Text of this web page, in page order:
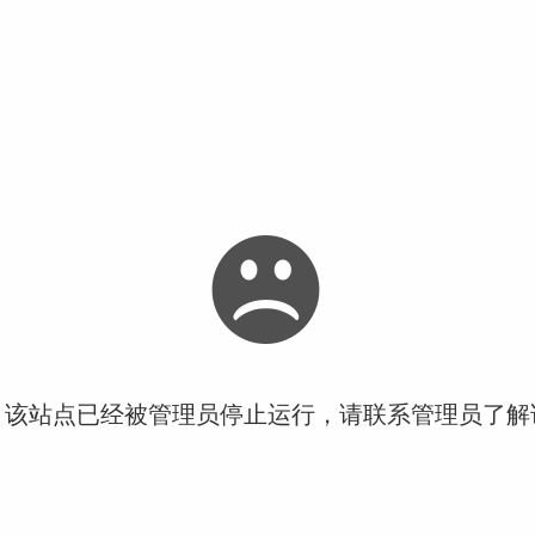
站点已经被管理员停止运行，请联系管理员了